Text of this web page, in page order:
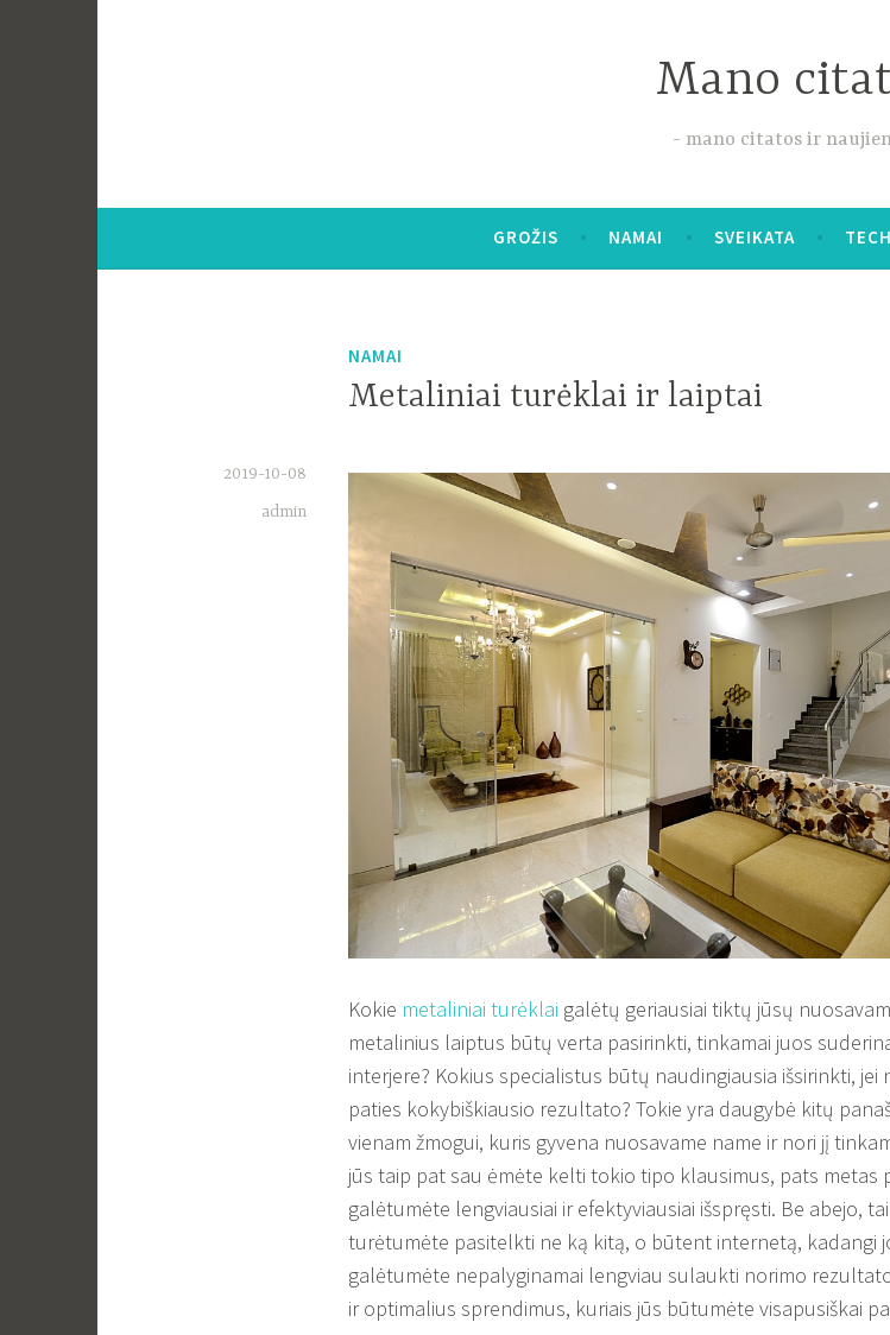
Mano
mano citatos ir
GROŽIS NAMAI SVEIKATA
NAMAI
Metaliniai turėklai ir laiptai
2019-10-08
admin
Kokie metaliniai turėklai galėtų geriausiai tiktų jūsų
metalinius laiptus būtų verta pasirinkti, tinkamai juos
interjere? Kokius specialistus būtų naudingiausia išsirinkti, jei
paties kokybiškiausio rezultato? Tokie yra daugybė kitų
vienam žmogui, kuris gyvena nuosavame name ir nori jį
jūs taip pat sau ėmėte kelti tokio tipo klausimus, pats metas
galėtumėte lengviausiai ir efektyviausiai išspręsti. Be abejo,
turėtumėte pasitelkti ne ką kitą, o būtent internetą, kadangi
galėtumėte nepalyginamai lengviau sulaukti norimo
ir optimalius sprendimus, kuriais jūs būtumėte visapusiškai